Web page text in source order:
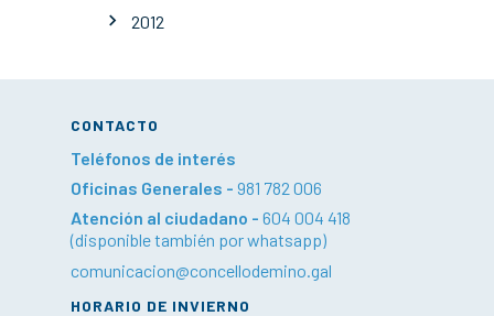
2012
CONTACTO
Teléfonos de interés
Oficinas Generales - 981 782 006
Atención al ciudadano - 604 004 418
(disponible también por whatsapp)
comunicacion@concellodemino.gal
HORARIO DE INVIERNO